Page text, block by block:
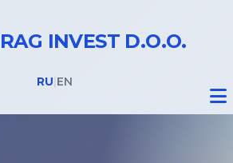
INVEST D.O.O.
RU EN